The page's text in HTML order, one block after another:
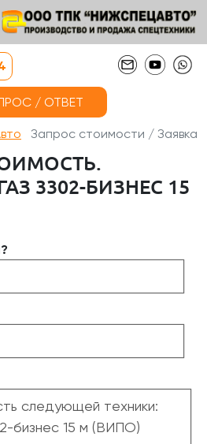
/ ОТВЕТ
Запрос стоимости / Заявка
3302-БИЗНЕС 15